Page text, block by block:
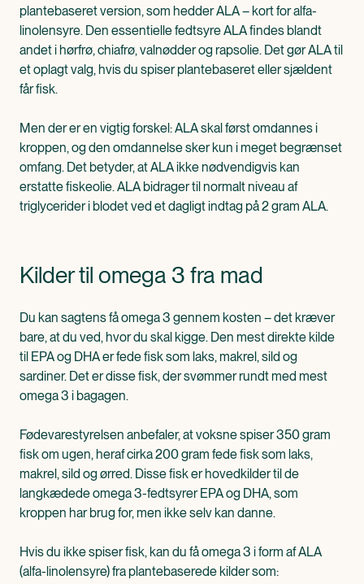
plantebaseret version, som hedder ALA – kort for alfa-
linolensyre. Den essentielle fedtsyre ALA findes blandt
andet i hørfrø, chiafrø, valnødder og rapsolie. Det gør ALA til
et oplagt valg, hvis du spiser plantebaseret eller sjældent
får fisk.
Men der er en vigtig forskel: ALA skal først omdannes i
kroppen, og den omdannelse sker kun i meget begrænset
omfang. Det betyder, at ALA ikke nødvendigvis kan
erstatte fiskeolie. ALA bidrager til normalt niveau af
triglycerider i blodet ved et dagligt indtag på 2 gram ALA.
Kilder til omega 3 fra mad
Du kan sagtens få omega 3 gennem kosten – det kræver
bare, at du ved, hvor du skal kigge. Den mest direkte kilde
til EPA og DHA er fede fisk som laks, makrel, sild og
sardiner. Det er disse fisk, der svømmer rundt med mest
omega 3 i bagagen.
Fødevarestyrelsen anbefaler, at voksne spiser 350 gram
fisk om ugen, heraf cirka 200 gram fede fisk som laks,
makrel, sild og ørred. Disse fisk er hovedkilder til de
langkædede omega 3-fedtsyrer EPA og DHA, som
kroppen har brug for, men ikke selv kan danne.
Hvis du ikke spiser fisk, kan du få omega 3 i form af ALA
(alfa-linolensyre) fra plantebaserede kilder som: